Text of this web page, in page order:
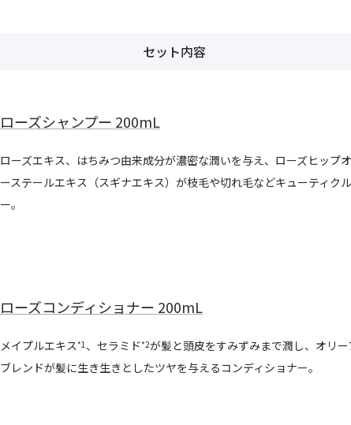
セット内容
ローズシャンプー 200mL
ローズエキス、はちみつ由来成分が濃密な潤いを与え、ローズヒップ
ーステールエキス（スギナエキス）が枝毛や切れ毛などキューティク
ー。
ローズコンディショナー 200mL
メイプルエキス*1、セラミド*2が髪と頭皮をすみずみまで潤し、オリー
ブレンドが髪に生き生きとしたツヤを与えるコンディショナー。